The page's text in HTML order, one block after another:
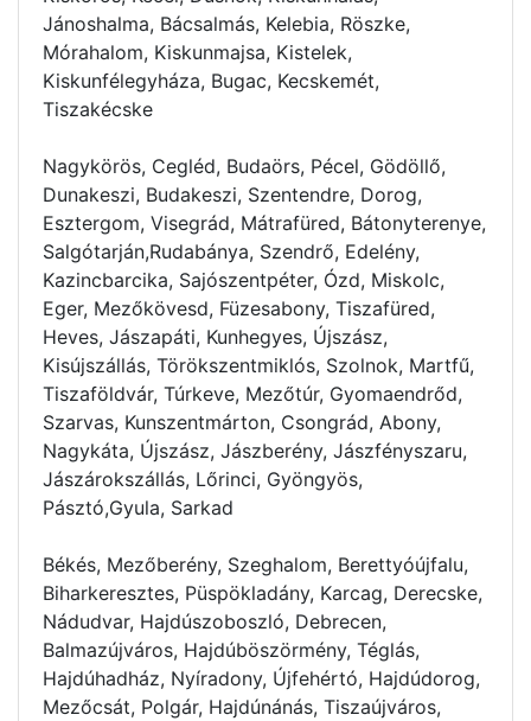
Jánoshalma, Bácsalmás, Kelebia, Röszke,
Mórahalom, Kiskunmajsa, Kistelek,
Kiskunfélegyháza, Bugac, Kecskemét,
Tiszakécske
Nagykörös, Cegléd, Budaörs, Pécel, Gödöllő,
Dunakeszi, Budakeszi, Szentendre, Dorog,
Esztergom, Visegrád, Mátrafüred, Bátonyterenye,
Salgótarján,Rudabánya, Szendrő, Edelény,
Kazincbarcika, Sajószentpéter, Ózd, Miskolc,
Eger, Mezőkövesd, Füzesabony, Tiszafüred,
Heves, Jászapáti, Kunhegyes, Újszász,
Kisújszállás, Törökszentmiklós, Szolnok, Martfű,
Tiszaföldvár, Túrkeve, Mezőtúr, Gyomaendrőd,
Szarvas, Kunszentmárton, Csongrád, Abony,
Nagykáta, Újszász, Jászberény, Jászfényszaru,
Jászárokszállás, Lőrinci, Gyöngyös,
Pásztó,Gyula, Sarkad
Békés, Mezőberény, Szeghalom, Berettyóújfalu,
Biharkeresztes, Püspökladány, Karcag, Derecske,
Nádudvar, Hajdúszoboszló, Debrecen,
Balmazújváros, Hajdúböszörmény, Téglás,
Hajdúhadház, Nyíradony, Újfehértó, Hajdúdorog,
Mezőcsát, Polgár, Hajdúnánás, Tiszaújváros,